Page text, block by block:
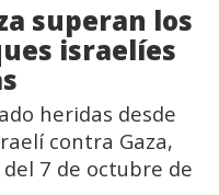
superan los
israelíes
heridas desde
contra Gaza,
7 de octubre de